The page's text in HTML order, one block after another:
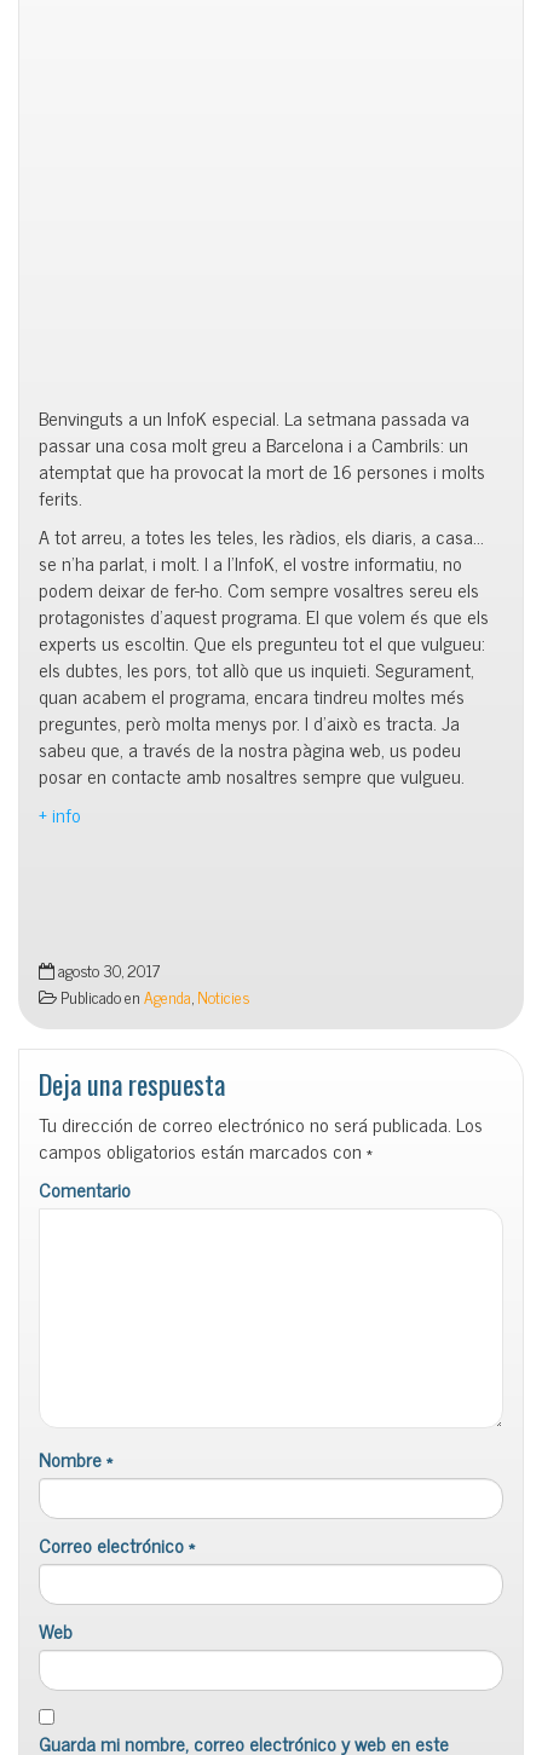
Benvinguts a un InfoK especial. La setmana passada va
passar una cosa molt greu a Barcelona i a Cambrils: un
atemptat que ha provocat la mort de 16 persones i molts
ferits.
A tot arreu, a totes les teles, les ràdios, els diaris, a casa…
se n’ha parlat, i molt. I a l’InfoK, el vostre informatiu, no
podem deixar de fer-ho. Com sempre vosaltres sereu els
protagonistes d’aquest programa. El que volem és que els
experts us escoltin. Que els pregunteu tot el que vulgueu:
els dubtes, les pors, tot allò que us inquieti. Segurament,
quan acabem el programa, encara tindreu moltes més
preguntes, però molta menys por. I d’això es tracta. Ja
sabeu que, a través de la nostra pàgina web, us podeu
posar en contacte amb nosaltres sempre que vulgueu.
+ info
agosto 30, 2017
Publicado enAgenda,Noticies
Deja una respuesta
Tu dirección de correo electrónico no será publicada. Los
campos obligatorios están marcados con*
Comentario
Nombre*
Correo electrónico*
Web
Guarda mi nombre, correo electrónico y web en este